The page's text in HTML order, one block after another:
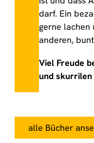
darf. Ein
gerne lachen
anderen,
Viel Freude
und skurrilen
alle Bücher